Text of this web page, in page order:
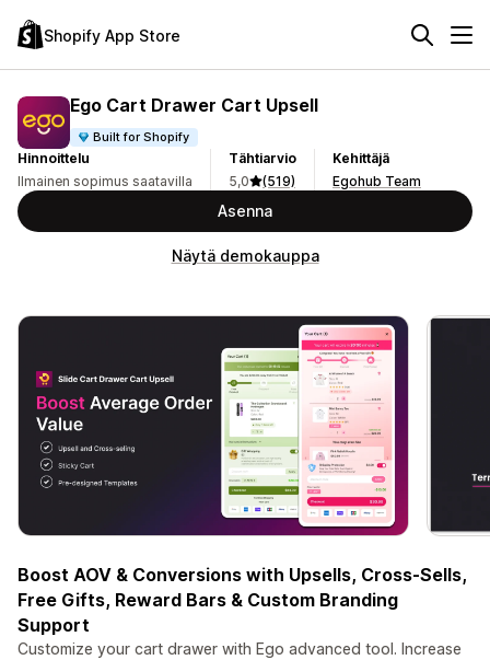
Shopify App Store
Ego Cart Drawer Cart Upsell
Built for Shopify
Hinnoittelu
Ilmainen sopimus saatavilla
Tähtiarvio
5,0
(519)
Kehittäjä
Egohub Team
Asenna
Näytä demokauppa
Boost AOV & Conversions with Upsells, Cross-Sells,
Free Gifts, Reward Bars & Custom Branding
Support
Customize your cart drawer with Ego advanced tool. Increase